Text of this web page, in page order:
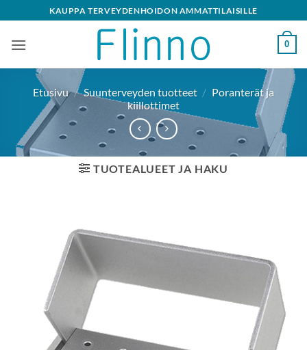
to
content
KAUPPA TERVEYDENHOIDON AMMATTILAISILLE
0
Etusivu / Suunterveyden tuotteet / Poranterät ja
kiillottimet
TUOTEALUEET JA HAKU